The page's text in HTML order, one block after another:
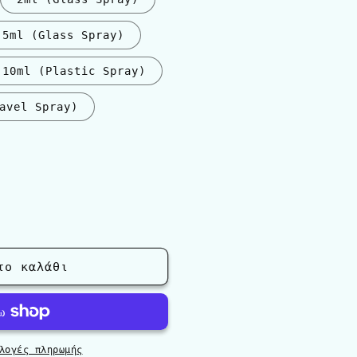
5ml (Glass Spray)
10ml (Plastic Spray)
Spray)
καλάθι
πληρωμής